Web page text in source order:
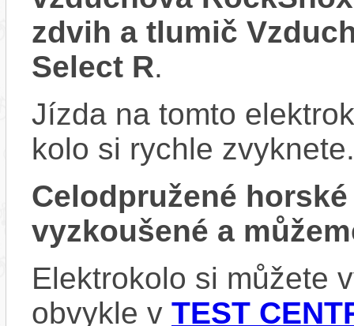
zdvih a tlumič
Select R.
Jízda na tomto
kolo si rychle zvyknete.
Celodpružené
vyzkoušené a
Elektrokolo si můžete
obvykle v TEST